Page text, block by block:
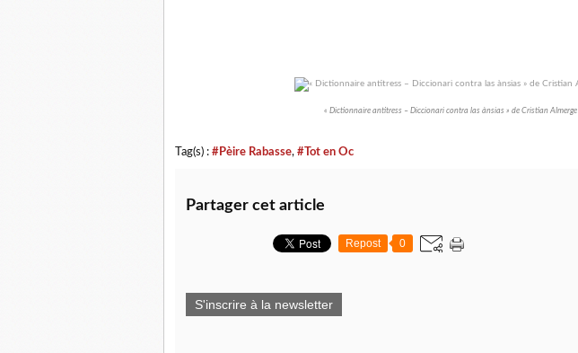
« Dictionnaire antitress – Diccionari contra las ànsias » de Cristian Almerge
Tag(s) : #Pèire Rabasse, #Tot en Oc
Partager cet article
Repost 0
S'inscrire à la newsletter